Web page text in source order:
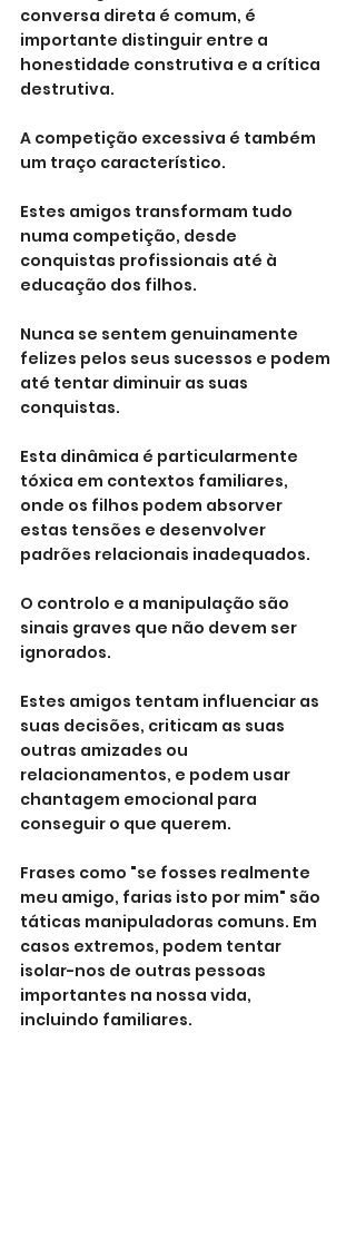
conversa direta é comum, é
importante distinguir entre a
honestidade construtiva e a crítica
destrutiva.
A competição excessiva é também
um traço característico.
Estes amigos transformam tudo
numa competição, desde
conquistas profissionais até à
educação dos filhos.
Nunca se sentem genuinamente
felizes pelos seus sucessos e podem
até tentar diminuir as suas
conquistas.
Esta dinâmica é particularmente
tóxica em contextos familiares,
onde os filhos podem absorver
estas tensões e desenvolver
padrões relacionais inadequados.
O controlo e a manipulação são
sinais graves que não devem ser
ignorados.
Estes amigos tentam influenciar as
suas decisões, criticam as suas
outras amizades ou
relacionamentos, e podem usar
chantagem emocional para
conseguir o que querem.
Frases como "se fosses realmente
meu amigo, farias isto por mim" são
táticas manipuladoras comuns. Em
casos extremos, podem tentar
isolar-nos de outras pessoas
importantes na nossa vida,
incluindo familiares.